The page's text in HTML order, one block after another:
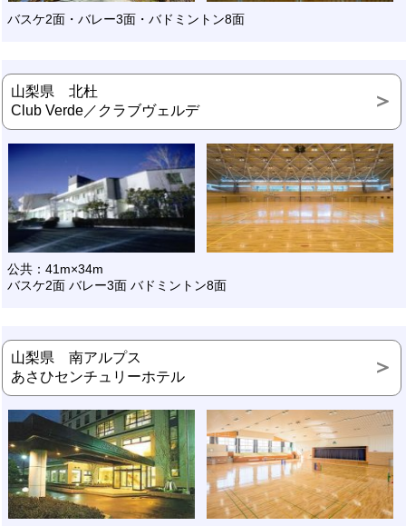
バスケ2面・バレー3面・バドミントン8面
山梨県 北杜
Club Verde／クラブヴェルデ
公共：41m×34m
バスケ2面 バレー3面 バドミントン8面
山梨県 南アルプス
あさひセンチュリーホテル